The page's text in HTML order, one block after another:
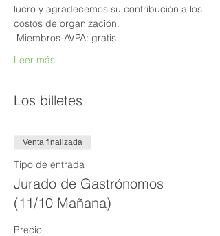
lucro y agradecemos su contribución a los
costos de organización.
Miembros-AVPA: gratis
Leer más
Los billetes
Venta finalizada
Tipo de entrada
Jurado de Gastrónomos
(11/10 Mañana)
Precio